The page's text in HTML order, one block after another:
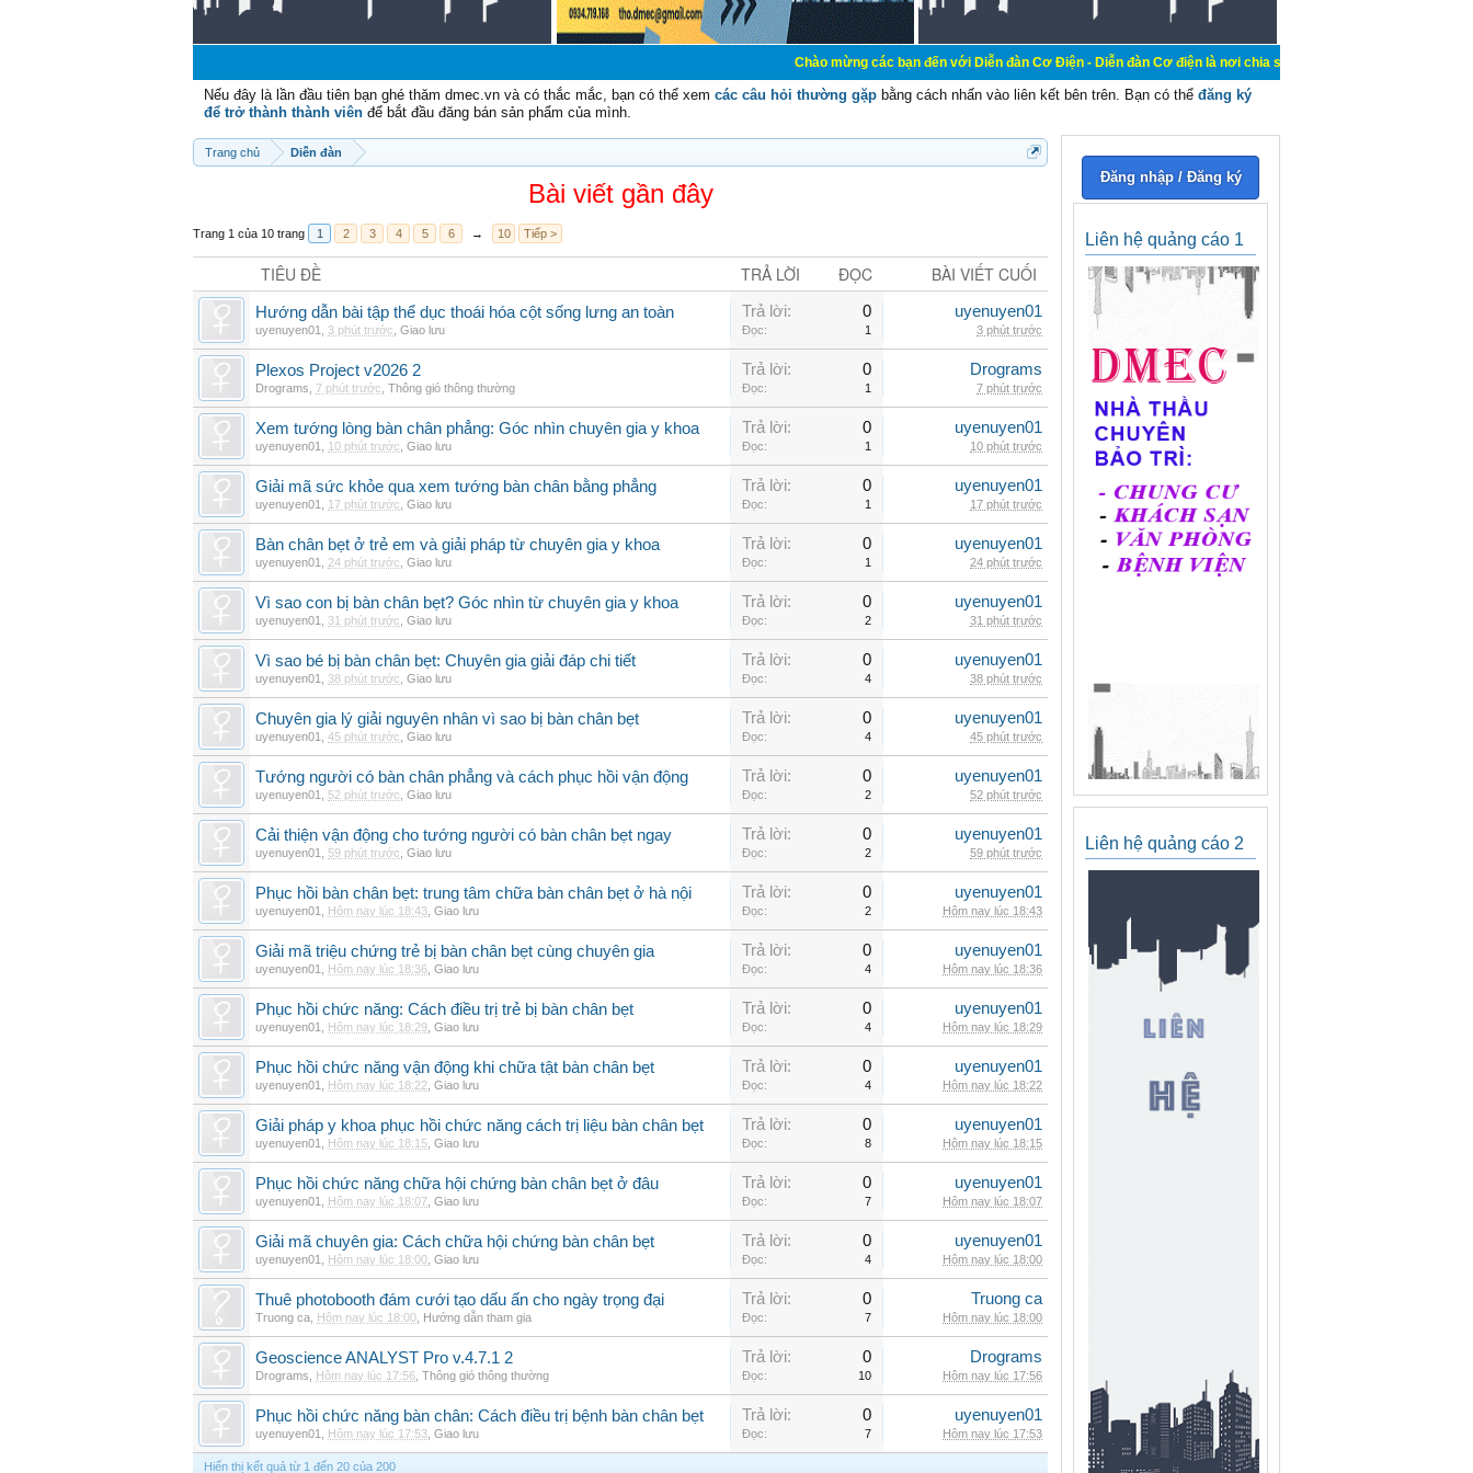
Chào mừng các bạn đến với Diễn đàn Cơ Điện - Diễn đàn Cơ điện là nơi chia sẽ kiến thức kinh nghiệm trong lãnh vực
Nếu đây là lần đầu tiên bạn ghé thăm dmec.vn và có thắc mắc, bạn có thể xem các câu hỏi thường gặp bằng cách nhấn vào liên kết bên trên. Bạn có thể đăng ký
để trở thành thành viên để bắt đầu đăng bán sản phẩm của mình.
Trang chủ Diễn đàn
Bài viết gần đây
Trang 1 của 10 trang 1 2 3 4 5 6 → 10 Tiếp >
TIÊU ĐỀ TRẢ LỜI ĐỌC BÀI VIẾT CUỐI
Hướng dẫn bài tập thể dục thoái hóa cột sống lưng an toàn
uyenuyen01 3 phút trước Giao lưu
Trả lời: 0
Đọc: 1
uyenuyen01
3 phút trước
Plexos Project v2026 2
Drograms 7 phút trước Thông gió thông thường
Trả lời: 0
Đọc: 1
Drograms
7 phút trước
Xem tướng lòng bàn chân phẳng: Góc nhìn chuyên gia y khoa
uyenuyen01 10 phút trước Giao lưu
Trả lời: 0
Đọc: 1
uyenuyen01
10 phút trước
Giải mã sức khỏe qua xem tướng bàn chân bằng phẳng
uyenuyen01 17 phút trước Giao lưu
Trả lời: 0
Đọc: 1
uyenuyen01
17 phút trước
Bàn chân bẹt ở trẻ em và giải pháp từ chuyên gia y khoa
uyenuyen01 24 phút trước Giao lưu
Trả lời: 0
Đọc: 1
uyenuyen01
24 phút trước
Vì sao con bị bàn chân bẹt? Góc nhìn từ chuyên gia y khoa
uyenuyen01 31 phút trước Giao lưu
Trả lời: 0
Đọc: 2
uyenuyen01
31 phút trước
Vì sao bé bị bàn chân bẹt: Chuyên gia giải đáp chi tiết
uyenuyen01 38 phút trước Giao lưu
Trả lời: 0
Đọc: 4
uyenuyen01
38 phút trước
Chuyên gia lý giải nguyên nhân vì sao bị bàn chân bẹt
uyenuyen01 45 phút trước Giao lưu
Trả lời: 0
Đọc: 4
uyenuyen01
45 phút trước
Tướng người có bàn chân phẳng và cách phục hồi vận động
uyenuyen01 52 phút trước Giao lưu
Trả lời: 0
Đọc: 2
uyenuyen01
52 phút trước
Cải thiện vận động cho tướng người có bàn chân bẹt ngay
uyenuyen01 59 phút trước Giao lưu
Trả lời: 0
Đọc: 2
uyenuyen01
59 phút trước
Phục hồi bàn chân bẹt: trung tâm chữa bàn chân bẹt ở hà nội
uyenuyen01 Hôm nay lúc 18:43 Giao lưu
Trả lời: 0
Đọc: 2
uyenuyen01
Hôm nay lúc 18:43
Giải mã triệu chứng trẻ bị bàn chân bẹt cùng chuyên gia
uyenuyen01 Hôm nay lúc 18:36 Giao lưu
Trả lời: 0
Đọc: 4
uyenuyen01
Hôm nay lúc 18:36
Phục hồi chức năng: Cách điều trị trẻ bị bàn chân bẹt
uyenuyen01 Hôm nay lúc 18:29 Giao lưu
Trả lời: 0
Đọc: 4
uyenuyen01
Hôm nay lúc 18:29
Phục hồi chức năng vận động khi chữa tật bàn chân bẹt
uyenuyen01 Hôm nay lúc 18:22 Giao lưu
Trả lời: 0
Đọc: 4
uyenuyen01
Hôm nay lúc 18:22
Giải pháp y khoa phục hồi chức năng cách trị liệu bàn chân bẹt
uyenuyen01 Hôm nay lúc 18:15 Giao lưu
Trả lời: 0
Đọc: 8
uyenuyen01
Hôm nay lúc 18:15
Phục hồi chức năng chữa hội chứng bàn chân bẹt ở đâu
uyenuyen01 Hôm nay lúc 18:07 Giao lưu
Trả lời: 0
Đọc: 7
uyenuyen01
Hôm nay lúc 18:07
Giải mã chuyên gia: Cách chữa hội chứng bàn chân bẹt
uyenuyen01 Hôm nay lúc 18:00 Giao lưu
Trả lời: 0
Đọc: 4
uyenuyen01
Hôm nay lúc 18:00
Thuê photobooth đám cưới tạo dấu ấn cho ngày trọng đại
Truong ca Hôm nay lúc 18:00 Hướng dẫn tham gia
Trả lời: 0
Đọc: 7
Truong ca
Hôm nay lúc 18:00
Geoscience ANALYST Pro v.4.7.1 2
Drograms Hôm nay lúc 17:56 Thông gió thông thường
Trả lời: 0
Đọc: 10
Drograms
Hôm nay lúc 17:56
Phục hồi chức năng bàn chân: Cách điều trị bệnh bàn chân bẹt
uyenuyen01 Hôm nay lúc 17:53 Giao lưu
Trả lời: 0
Đọc: 7
uyenuyen01
Hôm nay lúc 17:53
Hiển thị kết quả từ 1 đến 20 của 200
Đăng nhập / Đăng ký
Liên hệ quảng cáo 1
Liên hệ quảng cáo 2